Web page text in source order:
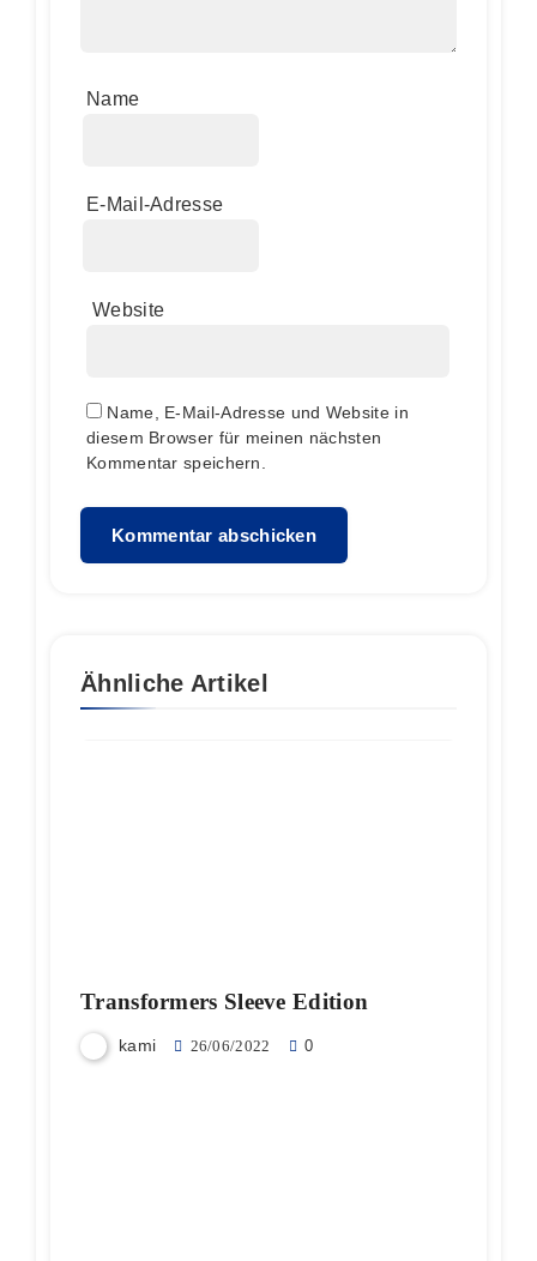
Name
E-Mail-Adresse
Website
Name, E-Mail-Adresse und Website in
diesem Browser für meinen nächsten
Kommentar speichern.
Ähnliche Artikel
Transformers Sleeve Edition
kami 26/06/2022 0